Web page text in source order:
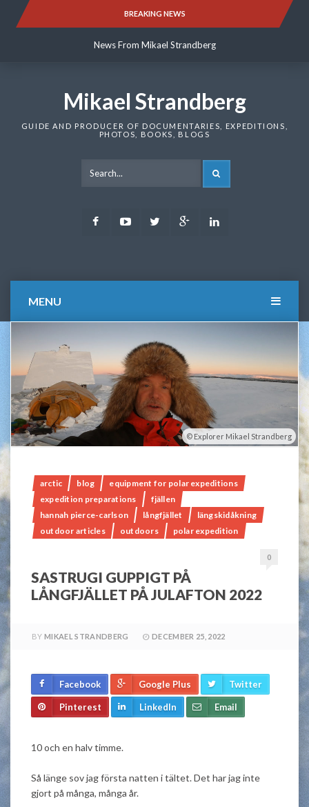
BREAKING NEWS
News From Mikael Strandberg
News From Mikael Strandberg
Mikael Strandberg
GUIDE AND PRODUCER OF DOCUMENTARIES, EXPEDITIONS,
PHOTOS, BOOKS, BLOGS
FacebookYoutubeTwitter Google
MENU
Explorer Mikael Strandberg
arctic blog
equipment for polar expeditions
expedition preparations
fjällen
hannah pierce-carlson
långfjället
längskidåkning
outdoor articles
outdoors polar expedition
0
SASTRUGI GUPPIGT PÅ
LÅNGFJÄLLET PÅ JULAFTON 2022
BY MIKAEL STRANDBERG DECEMBER 25, 2022
Facebook Google Plus Twitter
Pinterest LinkedIn Email
10 och en halv timme.
Så länge sov jag första natten i tältet. Det har jag inte
gjort på många, många år.